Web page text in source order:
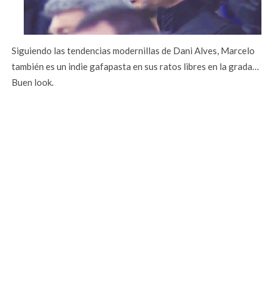
Siguiendo las tendencias modernillas de Dani Alves, Marcelo
también es un indie gafapasta en sus ratos libres en la grada…
Buen look.